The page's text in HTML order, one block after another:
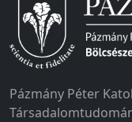
Pázmány Péter